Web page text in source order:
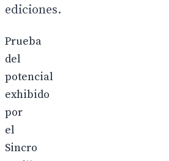
ediciones.
Prueba
del
potencial
exhibido
por
el
Sincro